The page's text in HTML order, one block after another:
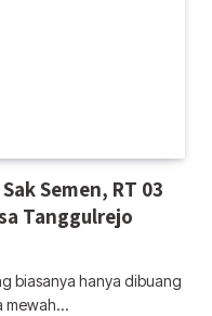
Semen, RT 03
Tanggulrejo
biasanya hanya dibuang
mewah…